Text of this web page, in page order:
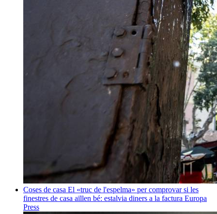
Coses de casa El «truc de l'espelma» per comprovar si les
finestres de casa aïllen bé: estalvia diners a la factura Europa
Press